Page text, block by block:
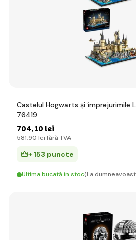
Castelul Hogwarts și împrejurimile
76419
704,10 lei
581,90 lei fără TVA
+ 153 puncte
Ultima bucată în stoc(La